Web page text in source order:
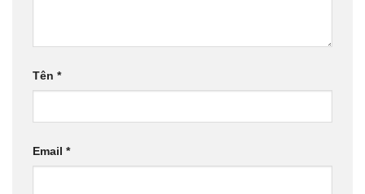
Tên *
Email *